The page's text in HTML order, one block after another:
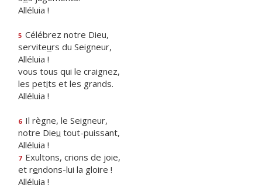
Alléluia !
5 Célébrez notre Dieu,
serviteurs du Seigneur,
Alléluia !
vous tous qui le craignez,
les petits et les grands.
Alléluia !
6 Il règne, le Seigneur,
notre Dieu tout-puissant,
Alléluia !
7 Exultons, crions de joie,
et rendons-lui la gloire !
Alléluia !